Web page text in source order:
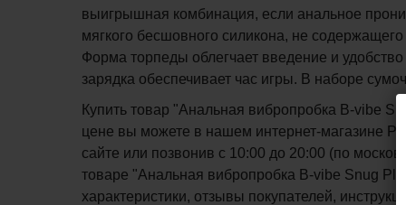
выигрышная комбинация, если анальное
мягкого бесшовного силикона, не
Форма торпеды облегчает введение и
зарядка обеспечивает час игры. В наборе
Купить товар "Анальная вибропробка B-vibe
цене вы можете в нашем интернет-магазине
сайте или позвонив с 10:00 до 20:00 (по
товаре "Анальная вибропробка B-vibe Snug
характеристики, отзывы покупателей,